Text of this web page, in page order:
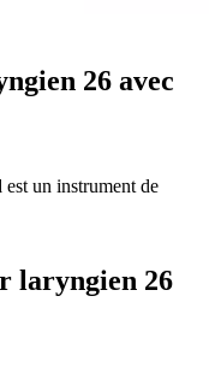
26 avec
est un instrument de
laryngien 26